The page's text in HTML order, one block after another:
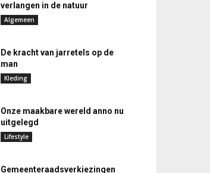
verlangen in de natuur
Algemeen
De kracht van jarretels op de
man
Kleding
Onze maakbare wereld anno nu
uitgelegd
Lifestyle
Gemeenteraadsverkiezingen